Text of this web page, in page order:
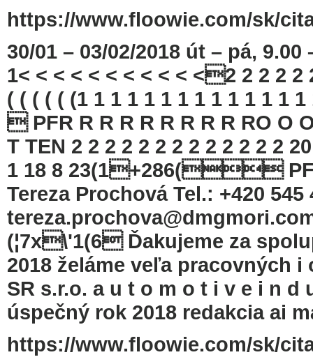
https://www.floowie.com/sk/
30/01 – 03/02/2018 út – pá,
1< < < < < < < < < < <2 2 2 2 2
( ( ( ( ( (1 1 1 1 1 1 1 1 1 1 1 1 1
 PFR R R R R R R R R RO O
T TEN 2 2 2 2 2 2 2 2 2 2 2 2 2
1 18 8 23(1+286(
Tereza Prochová Tel.: +420
(¦7x\'1(6 Ďakujeme za
2018 želáme veľa pracovných
SR s.r.o. a u t o m o t i v e i n
úspečný rok 2018 redakcia ai
https://www.floowie.com/sk/